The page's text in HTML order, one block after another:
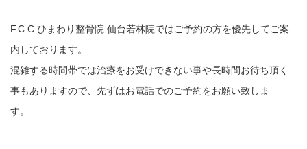
F.C.C.ひまわり整骨院 仙台若林院ではご予約の方を優先してご案
内しております。
混雑する時間帯では治療をお受けできない事や長時間お待ち頂く
事もありますので、先ずはお電話でのご予約をお願い致しま
す。